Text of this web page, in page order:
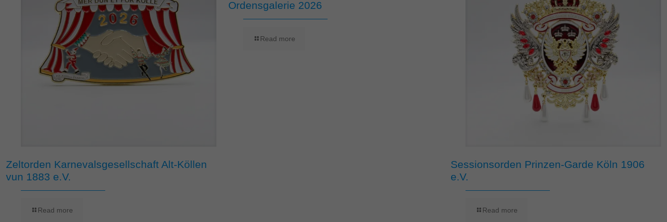
Zeltorden Karnevalsgesellschaft Alt-Köllen
vun 1883 e.V.
Read more
Ordensgalerie 2026
Read more
Sessionsorden Prinzen-Garde Köln 1906
e.V.
Read more